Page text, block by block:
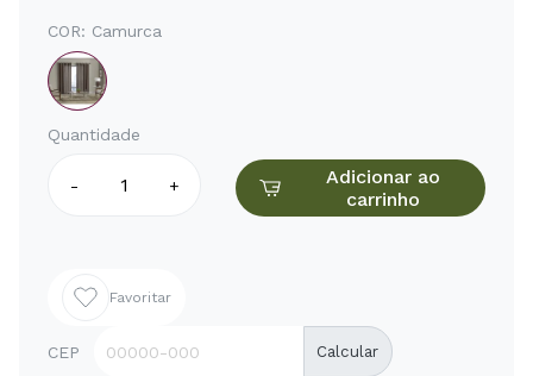
COR: Camurca
Quantidade
- +
Adicionar ao
carrinho
Favoritar
CEP Calcular